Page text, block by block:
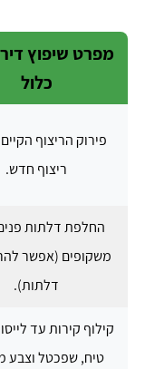
מפרט שיפוץ
כלול
פירוק הריצוף הקיים
ריצוף חדש.
החלפת דלתות
משקופים (אפשר
דלתות).
קילוף קירות עד
טיח, שפכטל וצבע